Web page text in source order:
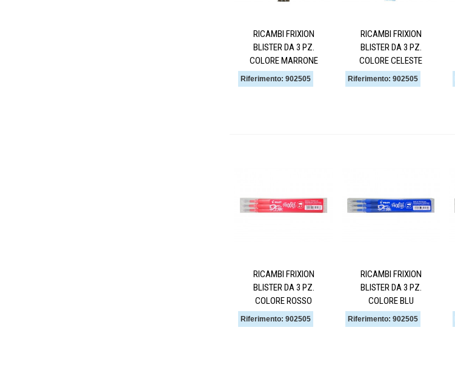
RICAMBI FRIXION
BLISTER DA 3 PZ.
COLORE MARRONE
Riferimento: 902505
RICAMBI FRIXION
BLISTER DA 3 PZ.
COLORE CELESTE
Riferimento: 902505
RICAMBI FRIXION
BLISTER DA 3 PZ.
COLORE ROSSO
Riferimento: 902505
RICAMBI FRIXION
BLISTER DA 3 PZ.
COLORE BLU
Riferimento: 902505